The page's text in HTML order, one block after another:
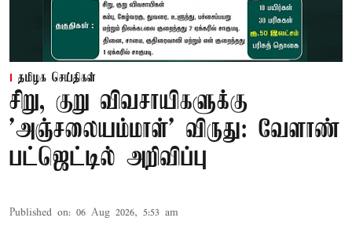
தமிழக செய்திகள்
சிறு, குறு விவசாயிகளுக்கு
'அஞ்சலையம்மாள்' விருது: வேளாண்
பட்ஜெட்டில் அறிவிப்பு
Published on: 06 Aug 2026, 5:53 am